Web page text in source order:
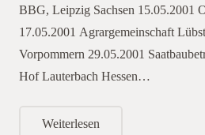
BBG, Leipzig Sachsen 15.05.2001
17.05.2001 Agrargemeinschaft
Vorpommern 29.05.2001
Hof Lauterbach Hessen…
Weiterlesen